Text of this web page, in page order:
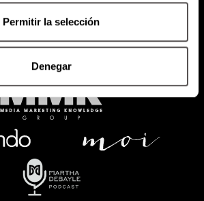
Permitir la selección
Denegar